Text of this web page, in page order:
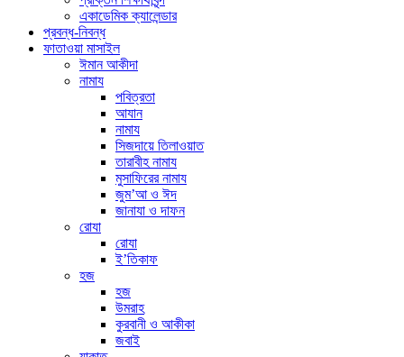
একাডেমিক ক্যালেন্ডার
প্রবন্ধ-নিবন্ধ
ফাতাওয়া মাসাইল
ঈমান আকীদা
নামায
পবিত্রতা
আযান
নামায
সিজদায়ে তিলাওয়াত
তারাবীহ নামায
মুসাফিরের নামায
জুম’আ ও ঈদ
জানাযা ও দাফন
রোযা
রোযা
ই’তিকাফ
হজ
হজ
উমরাহ
কুরবানী ও আকীকা
জবাই